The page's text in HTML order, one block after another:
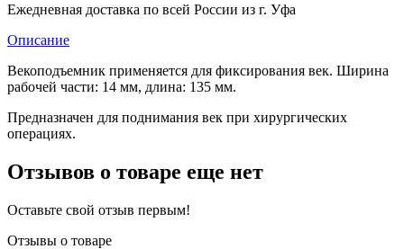
Ежедневная доставка по всей России из г. Уфа
Описание
Векоподъемник применяется для фиксирования век. Ширина
рабочей части: 14 мм, длина: 135 мм.
Предназначен для поднимания век при хирургических
операциях.
Отзывов о товаре еще нет
Оставьте свой отзыв первым!
Отзывы о товаре